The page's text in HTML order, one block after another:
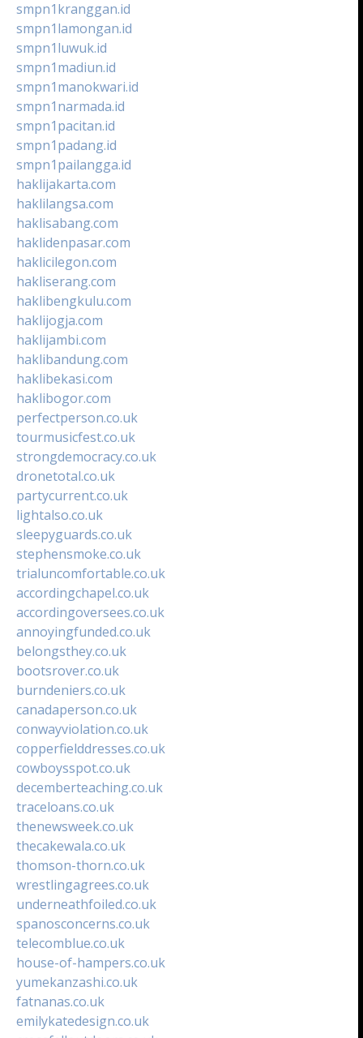
smpn1kranggan.id
smpn1lamongan.id
smpn1luwuk.id
smpn1madiun.id
smpn1manokwari.id
smpn1narmada.id
smpn1pacitan.id
smpn1padang.id
smpn1pailangga.id
haklijakarta.com
haklilangsa.com
haklisabang.com
haklidenpasar.com
haklicilegon.com
hakliserang.com
haklibengkulu.com
haklijogja.com
haklijambi.com
haklibandung.com
haklibekasi.com
haklibogor.com
perfectperson.co.uk
tourmusicfest.co.uk
strongdemocracy.co.uk
dronetotal.co.uk
partycurrent.co.uk
lightalso.co.uk
sleepyguards.co.uk
stephensmoke.co.uk
trialuncomfortable.co.uk
accordingchapel.co.uk
accordingoversees.co.uk
annoyingfunded.co.uk
belongsthey.co.uk
bootsrover.co.uk
burndeniers.co.uk
canadaperson.co.uk
conwayviolation.co.uk
copperfielddresses.co.uk
cowboysspot.co.uk
decemberteaching.co.uk
traceloans.co.uk
thenewsweek.co.uk
thecakewala.co.uk
thomson-thorn.co.uk
wrestlingagrees.co.uk
underneathfoiled.co.uk
spanosconcerns.co.uk
telecomblue.co.uk
house-of-hampers.co.uk
yumekanzashi.co.uk
fatnanas.co.uk
emilykatedesign.co.uk